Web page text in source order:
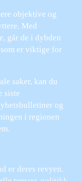
objektive og
Med
går de i dybden
er viktige for
saker, kan du
siste
og
i regionen
er deres revyen.